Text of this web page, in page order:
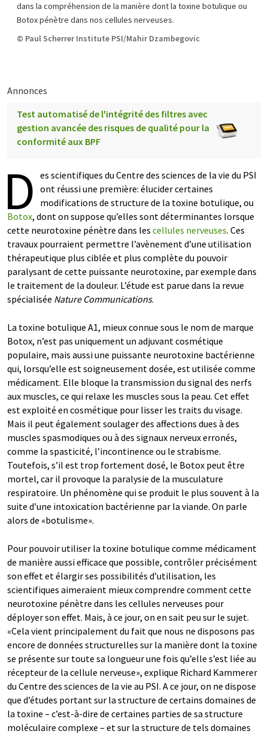
dans la compréhension de la manière dont la toxine botulique ou
Botox pénètre dans nos cellules nerveuses.
© Paul Scherrer Institute PSI/Mahir Dzambegovic
Annonces
Test automatisé de l'intégrité des filtres avec
gestion avancée des risques de qualité pour la
conformité aux BPF
D es scientifiques du Centre des sciences de la vie du PSI
ont réussi une première: élucider certaines
modifications de structure de la toxine botulique, ou
Botox, dont on suppose qu’elles sont déterminantes lorsque
cette neurotoxine pénètre dans les cellules nerveuses. Ces
travaux pourraient permettre l’avènement d’une utilisation
thérapeutique plus ciblée et plus complète du pouvoir
paralysant de cette puissante neurotoxine, par exemple dans
le traitement de la douleur. L’étude est parue dans la revue
spécialisée Nature Communications.
La toxine botulique A1, mieux connue sous le nom de marque
Botox, n’est pas uniquement un adjuvant cosmétique
populaire, mais aussi une puissante neurotoxine bactérienne
qui, lorsqu’elle est soigneusement dosée, est utilisée comme
médicament. Elle bloque la transmission du signal des nerfs
aux muscles, ce qui relaxe les muscles sous la peau. Cet effet
est exploité en cosmétique pour lisser les traits du visage.
Mais il peut également soulager des affections dues à des
muscles spasmodiques ou à des signaux nerveux erronés,
comme la spasticité, l’incontinence ou le strabisme.
Toutefois, s’il est trop fortement dosé, le Botox peut être
mortel, car il provoque la paralysie de la musculature
respiratoire. Un phénomène qui se produit le plus souvent à la
suite d’une intoxication bactérienne par la viande. On parle
alors de «botulisme».
Pour pouvoir utiliser la toxine botulique comme médicament
de manière aussi efficace que possible, contrôler précisément
son effet et élargir ses possibilités d’utilisation, les
scientifiques aimeraient mieux comprendre comment cette
neurotoxine pénètre dans les cellules nerveuses pour
déployer son effet. Mais, à ce jour, on en sait peu sur le sujet.
«Cela vient principalement du fait que nous ne disposons pas
encore de données structurelles sur la manière dont la toxine
se présente sur toute sa longueur une fois qu’elle s’est liée au
récepteur de la cellule nerveuse», explique Richard Kammerer
du Centre des sciences de la vie au PSI. A ce jour, on ne dispose
que d’études portant sur la structure de certains domaines de
la toxine – c’est-à-dire de certaines parties de sa structure
moléculaire complexe – et sur la structure de tels domaines